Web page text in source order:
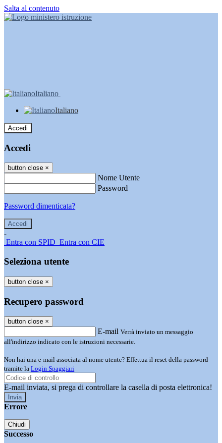
Salta al contenuto
Italiano
Italiano
Accedi
Accedi
button close ×
Nome Utente
Password
Password dimenticata?
-
Entra con SPID Entra con CIE
Seleziona utente
button close ×
Recupero password
button close ×
E-mail Verrà inviato un messaggio
all'indirizzo indicato con le istruzioni necessarie.
Non hai una e-mail associata al nome utente? Effettua il reset della password
tramite la Login Spaggiari
E-mail inviata, si prega di controllare la casella di posta elettronica!
Errore
Chiudi
Successo